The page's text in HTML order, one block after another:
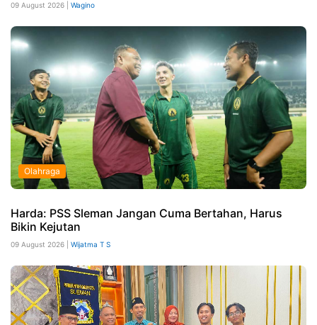
09 August 2026 | Wagino
Olahraga
Harda: PSS Sleman Jangan Cuma Bertahan, Harus
Bikin Kejutan
09 August 2026 | Wijatma T S